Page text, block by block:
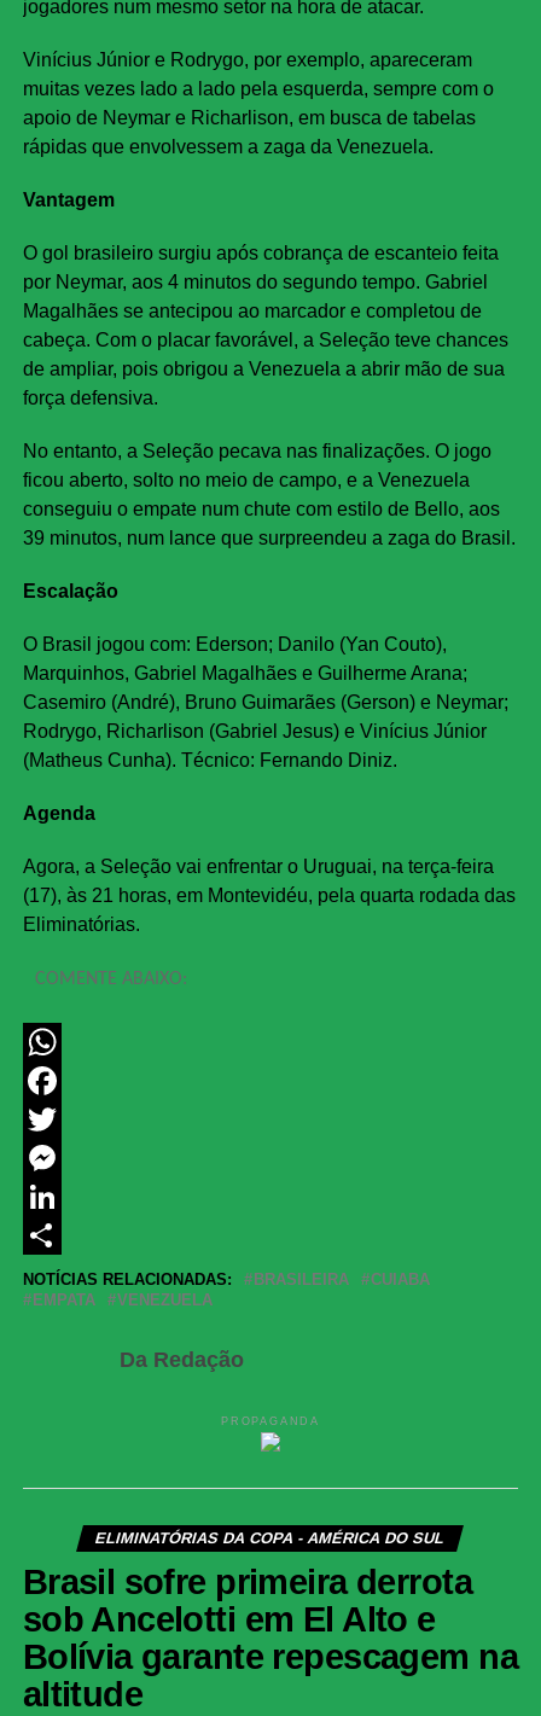
jogadores num mesmo setor na hora de atacar.
Vinícius Júnior e Rodrygo, por exemplo, apareceram
muitas vezes lado a lado pela esquerda, sempre com o
apoio de Neymar e Richarlison, em busca de tabelas
rápidas que envolvessem a zaga da Venezuela.
Vantagem
O gol brasileiro surgiu após cobrança de escanteio feita
por Neymar, aos 4 minutos do segundo tempo. Gabriel
Magalhães se antecipou ao marcador e completou de
cabeça. Com o placar favorável, a Seleção teve chances
de ampliar, pois obrigou a Venezuela a abrir mão de sua
força defensiva.
No entanto, a Seleção pecava nas finalizações. O jogo
ficou aberto, solto no meio de campo, e a Venezuela
conseguiu o empate num chute com estilo de Bello, aos
39 minutos, num lance que surpreendeu a zaga do Brasil.
Escalação
O Brasil jogou com: Ederson; Danilo (Yan Couto),
Marquinhos, Gabriel Magalhães e Guilherme Arana;
Casemiro (André), Bruno Guimarães (Gerson) e Neymar;
Rodrygo, Richarlison (Gabriel Jesus) e Vinícius Júnior
(Matheus Cunha). Técnico: Fernando Diniz.
Agenda
Agora, a Seleção vai enfrentar o Uruguai, na terça-feira
(17), às 21 horas, em Montevidéu, pela quarta rodada das
Eliminatórias.
COMENTE ABAIXO:
WhatsApp
Facebook
Twitter
Messenger
LinkedIn
Share
NOTÍCIAS RELACIONADAS: BRASILEIRA
CUIABA
EMPATA
VENEZUELA
Da Redação
PROPAGANDA
ELIMINATÓRIAS DA COPA - AMÉRICA DO SUL
Brasil sofre primeira derrota
sob Ancelotti em El Alto e
Bolívia garante repescagem na
altitude